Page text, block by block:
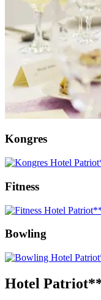
Kongres
Fitness
Bowling
Hotel